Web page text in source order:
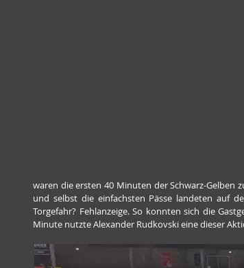
waren die ersten 40 Minuten der Schwarz-Gelben
und selbst die einfachsten Pässe landeten auf
Torgefahr? Fehlanzeige. So konnten sich die
Minute nutzte Alexander Rudkovski eine dieser